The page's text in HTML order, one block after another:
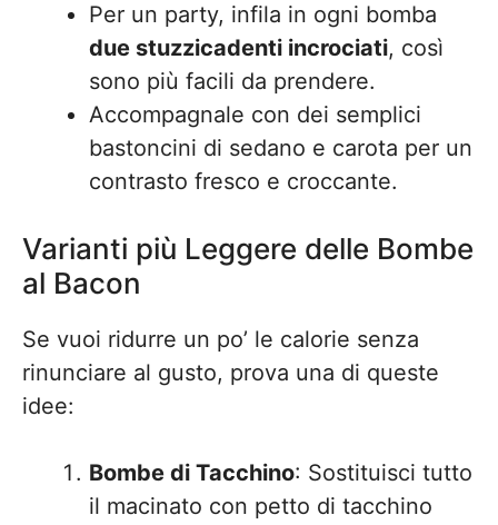
Per un party, infila in ogni bomba
due stuzzicadenti incrociati, così
sono più facili da prendere.
Accompagnale con dei semplici
bastoncini di sedano e carota per un
contrasto fresco e croccante.
Varianti più Leggere delle Bombe
al Bacon
Se vuoi ridurre un po’ le calorie senza
rinunciare al gusto, prova una di queste
idee:
Bombe di Tacchino: Sostituisci tutto
il macinato con petto di tacchino